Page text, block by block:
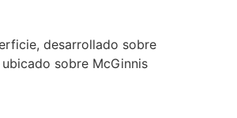
desarrollado sobre
sobre McGinnis